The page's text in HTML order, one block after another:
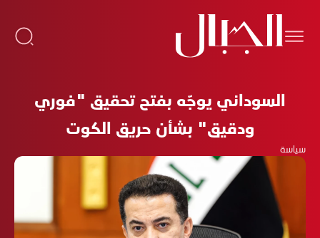
السوداني يوجّه بفتح تحقيق "فوري
ودقيق" بشأن حريق الكوت
سياسة